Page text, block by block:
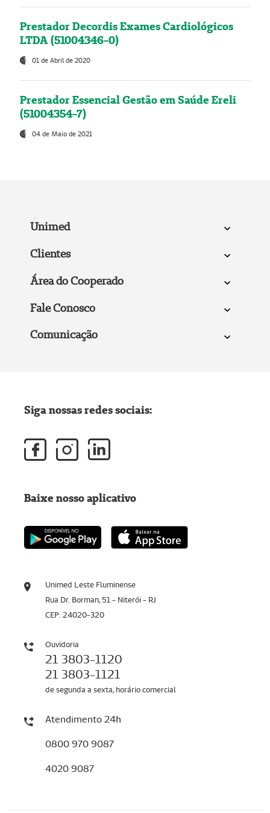
Prestador Decordis Exames Cardiológicos
LTDA (51004346-0)
01 de Abril de 2020
Prestador Essencial Gestão em Saúde Ereli
(51004354-7)
04 de Maio de 2021
Unimed
Clientes
Área do Cooperado
Fale Conosco
Comunicação
Unimed Leste Fluminense
Rua Dr. Borman, 51 - Niterói - RJ
CEP: 24020-320
Ouvidoria
21 3803-1120
21 3803-1121
de segunda a sexta, horário comercial
Atendimento 24h
0800 970 9087
4020 9087
Siga nossas redes sociais:
Baixe nosso aplicativo